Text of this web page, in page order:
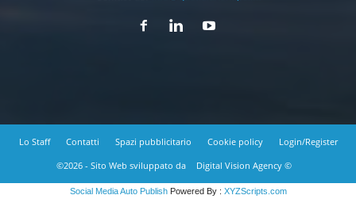
Lo Staff Contatti Spazi pubblicitario Cookie policy
Login/Register
©2026 - Sito Web sviluppato da
Digital Vision Agency ©
Social Media Auto PublishPowered By : XYZScripts.com